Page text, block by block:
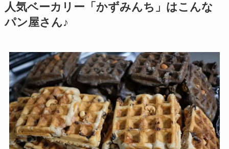
人気ベーカリー「かずみんち」はこんな
パン屋さん♪